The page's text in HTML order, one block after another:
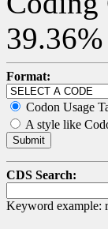
Format:
Codon Usage
A style like
CDS Search:
Keyword example: